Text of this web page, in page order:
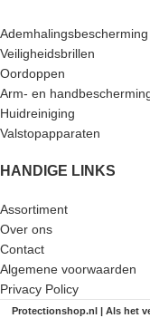
Ademhalingsbescherming
Veiligheidsbrillen
Oordoppen
Arm- en
Huidreiniging
Valstopapparaten
HANDIGE LINKS
Assortiment
Over ons
Contact
Algemene voorwaarden
Privacy Policy
Protectionshop.nl | Als het